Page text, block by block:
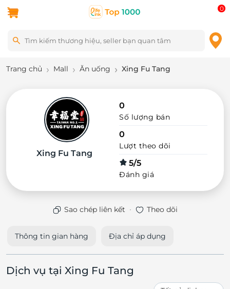
0
Trang chủ Mall Ăn uống Xing Fu Tang
Xing Fu Tang
0
Số lượng bán
0
Lượt theo dõi
5/5
Đánh giá
Sao chép liên kết · Theo dõi
Thông tin gian hàng Địa chỉ áp dụng
Dịch vụ tại Xing Fu Tang